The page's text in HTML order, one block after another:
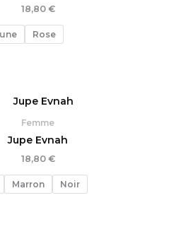
18,80 €
Rose
Femme
Jupe Evnah
18,80 €
Marron Noir